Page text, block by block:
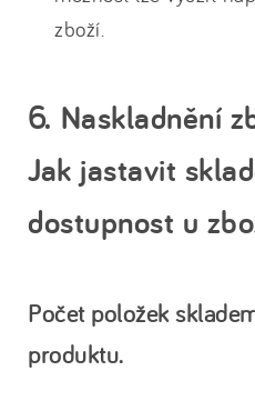
zboží.
6. Naskladnění
Jak jastavit
dostupnost u
Počet položek
produktu.